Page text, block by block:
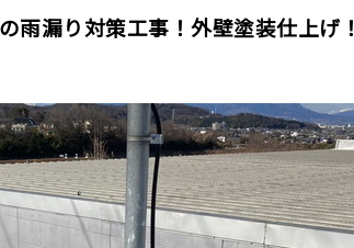
漏り対策工事！外壁塗装仕上げ！